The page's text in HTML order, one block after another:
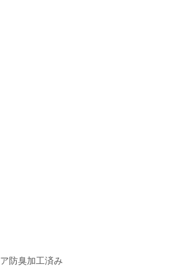
防臭加工済み